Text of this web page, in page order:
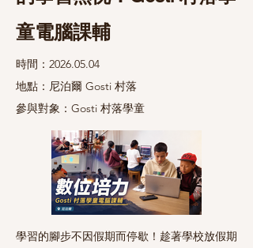
童電腦課輔
時間：2026.05.04
地點：尼泊爾 Gosti 村落
參與對象：Gosti 村落學童
學習的腳步不因假期而停歇！趁著學校放假期